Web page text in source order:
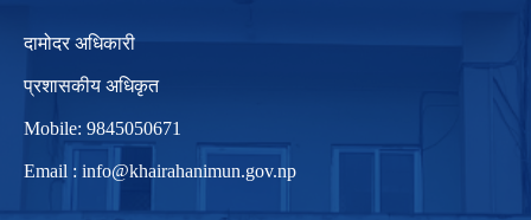
दामोदर अधिकारी
प्रशासकीय अधिकृत
Mobile: 9845050671
Email : info@khairahanimun.gov.np